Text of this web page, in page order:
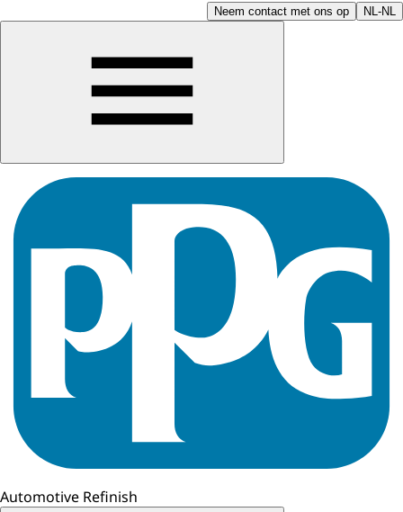
Neem contact met ons op NL-NL
Automotive Refinish